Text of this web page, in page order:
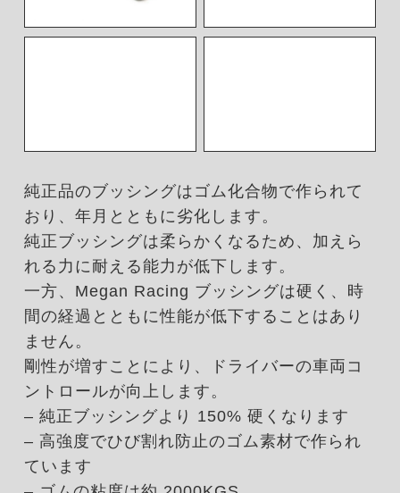
純正品のブッシングはゴム化合物で作られて
おり、年月とともに劣化します。
純正ブッシングは柔らかくなるため、加えら
れる力に耐える能力が低下します。
一方、Megan Racing ブッシングは硬く、時
間の経過とともに性能が低下することはあり
ません。
剛性が増すことにより、ドライバーの車両コ
ントロールが向上します。
– 純正ブッシングより 150% 硬くなります
– 高強度でひび割れ防止のゴム素材で作られ
ています